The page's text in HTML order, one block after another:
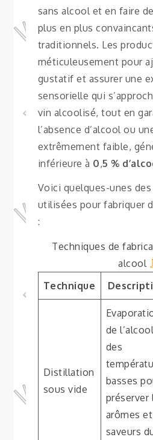
sans alcool et en faire
plus en plus
traditionnels. Les
méticuleusement pour
gustatif et assurer une
sensorielle qui
vin alcoolisé, tout en
l’absence d’alcool ou
extrêmement faible,
inférieure à 0,5 %
Voici quelques-unes
utilisées pour fabriquer
:
Techniques de
alcool
Technique
Distillation
sous vide
de
des
basses
préserver
arômes et
saveurs